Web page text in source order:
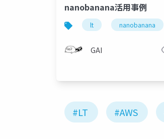
nanobanana活用事例
lt nanobanana
GAI
#LT #AWS